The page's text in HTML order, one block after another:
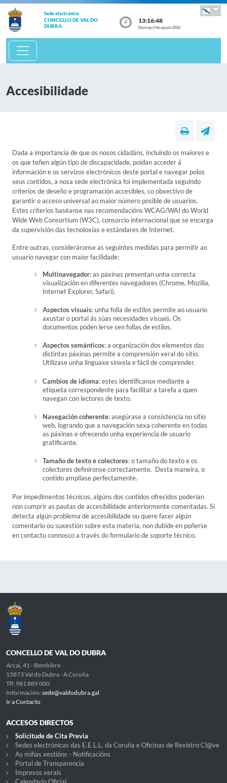
Sede electrónica
CONCELLO DE VAL DO
DUBRA
13:16:49
Domingo 9 de agosto 2026
Accesibilidade
Dada a importancia de que os nosos cidadáns, incluíndo os maiores e
os que teñen algún tipo de discapacidade, poidan acceder á
información e os servizos electrónicos deste portal e navegar polos
seus contidos, a nosa sede electrónica foi implementada seguindo
criterios de deseño e programación accesibles, co obxectivo de
garantir o acceso universal ao maior número posible de usuarios.
Estes criterios baséanse nas recomendacións WCAG/WAI do World
Wide Web Consortium (W3C), consorcio internacional que se encarga
da supervisión das tecnoloxías e estándares de Internet.
Entre outras, consideráronse as seguintes medidas para permitir ao
usuario navegar con maior facilidade:
Multinavegador:as páxinas presentan unha correcta
visualización en diferentes navegadores (Chrome, Mozilla,
Internet Explorer, Safari).
Aspectos visuais: unha folla de estilos permite ao usuario
axustar o portal ás súas necesidades visuais. Os
documentos poden lerse sen follas de estilos.
Aspectos semánticos: a organización dos elementos das
distintas páxinas permite a comprensión xeral do sitio.
Utilízase unha linguaxe sinxela e fácil de comprender.
Cambios de idioma: estes identifícanse mediante a
etiqueta correspondente para facilitar a tarefa a quen
navegan con lectores de texto.
Navegación coherente: asegúrase a consistencia no sitio
web, logrando que a navegación sexa coherente en todas
as páxinas e ofrecendo unha experiencia de usuario
gratificante.
Tamaño de texto e colectores: o tamaño do texto e os
colectores definíronse correctamente. Desta maneira, o
contido amplíase perfectamente.
Por impedimentos técnicos, algúns dos contidos ofrecidos poderían
non cumprir as pautas de accesibilidade anteriormente comentadas. Si
detecta algún problema de accesibilidade ou quere facer algún
comentario ou suxestión sobre esta materia, non dubide en poñerse
en contacto connosco a través do formulario de soporte técnico.
CONCELLO DE VAL DO DUBRA
Arcai, 41 - Bembibre
15873 Val do Dubra - A Coruña
Tlf: 981 889 000
Información: sede@valdodubra.gal
Ir a Contacto
ACCESOS DIRECTOS
Solicitude de Cita Previa
Sedes electrónicas das E.E.L.L. da Coruña e Oficinas de Rexistro Cl@ve
As miñas xestións - Notificacións
Portal de Transparencia
Impresos xerais